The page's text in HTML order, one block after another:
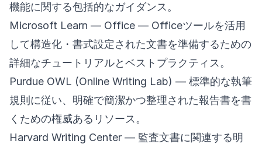
機能に関する包括的なガイダンス。
Microsoft Learn — Office — Officeツールを活用
して構造化・書式設定された文書を準備するための
詳細なチュートリアルとベストプラクティス。
Purdue OWL (Online Writing Lab) — 標準的な執筆
規則に従い、明確で簡潔かつ整理された報告書を書
くための権威あるリソース。
Harvard Writing Center — 監査文書に関連する明